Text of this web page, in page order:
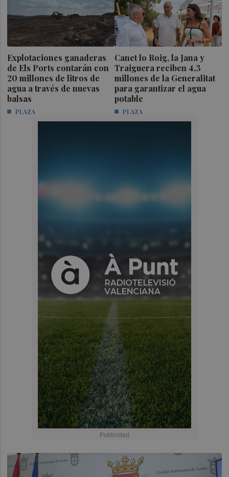
Explotaciones ganaderas
de Els Ports contarán con
20 millones de litros de
agua a través de nuevas
balsas
PLAZA
Canet lo Roig, la Jana y
Traiguera reciben 4,3
millones de la Generalitat
para garantizar el agua
potable
PLAZA